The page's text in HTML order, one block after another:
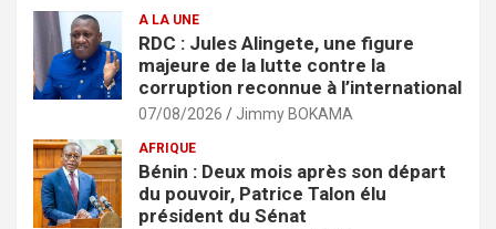
A LA UNE
RDC : Jules Alingete, une figure
majeure de la lutte contre la
corruption reconnue à l’international
07/08/2026 Jimmy BOKAMA
AFRIQUE
Bénin : Deux mois après son départ
du pouvoir, Patrice Talon élu
président du Sénat